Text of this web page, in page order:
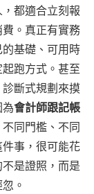
都適合立刻報
。真正有實務
基礎、可用時
跑方式。甚至
斷式規劃來摸
會計師跟記帳
同門檻、不同
事，很可能花
是證照，而是
。